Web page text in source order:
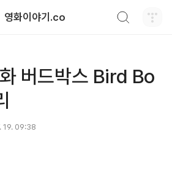
영화이야기.co
버드박스 Bird Bo
19. 09:38